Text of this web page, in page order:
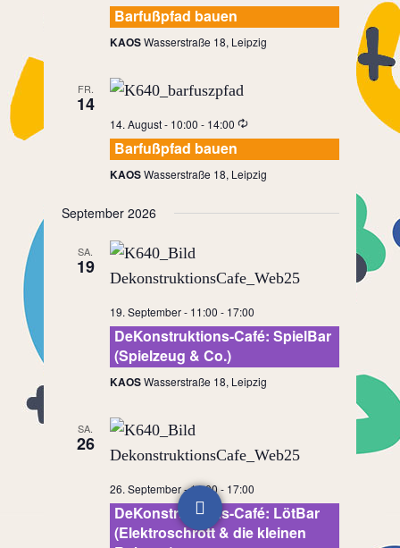
Barfußpfad bauen
KAOSWasserstraße 18, Leipzig
FR.
14
14. August - 10:00 - 14:00
Barfußpfad bauen
KAOSWasserstraße 18, Leipzig
September 2026
SA.
19
19. September - 11:00 - 17:00
DeKonstruktions-Café: SpielBar
(Spielzeug & Co.)
KAOSWasserstraße 18, Leipzig
SA.
26
26. September - 11:00- 17:00
DeKonstruktions-Café: LötBar
(Elektroschrott & die kleinen